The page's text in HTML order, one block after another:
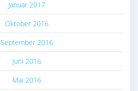
Januar 2017
Oktober 2016
September 2016
Juni 2016
Mai 2016